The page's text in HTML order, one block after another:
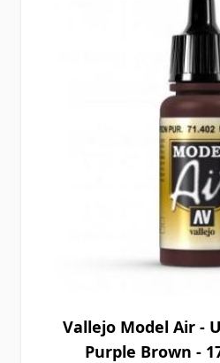
Vallejo Model Air -
Purple Brown -